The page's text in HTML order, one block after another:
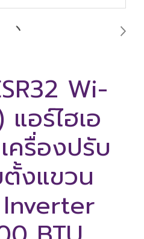
Wi-
อร์ไฮเอ
ครื่องปรับ
งแขวน